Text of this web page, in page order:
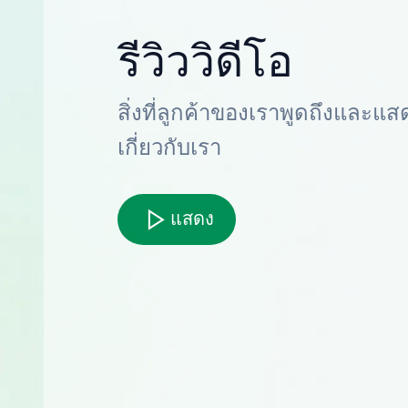
รีวิววิดีโอ
สิ่งที่ลูกค้าของเราพูดถึงและแส
เกี่ยวกับเรา
แสดง